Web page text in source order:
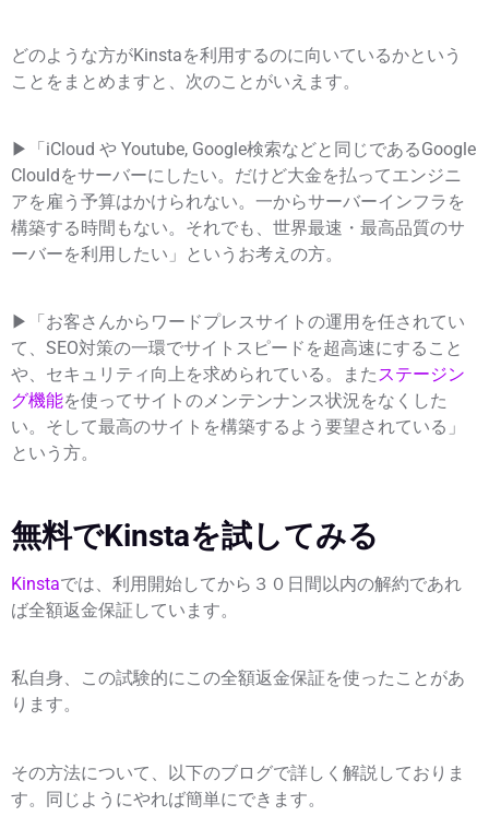
どのような方がKinstaを利用するのに向いているかという
ことをまとめますと、次のことがいえます。
▶「iCloud や Youtube, Google検索などと同じであるGoogle
Clouldをサーバーにしたい。だけど大金を払ってエンジニ
アを雇う予算はかけられない。一からサーバーインフラを
構築する時間もない。それでも、世界最速・最高品質のサ
ーバーを利用したい」というお考えの方。
▶「お客さんからワードプレスサイトの運用を任されてい
て、SEO対策の一環でサイトスピードを超高速にすること
や、セキュリティ向上を求められている。またステージン
グ機能を使ってサイトのメンテンナンス状況をなくした
い。そして最高のサイトを構築するよう要望されている」
という方。
無料でKinstaを試してみる
Kinstaでは、利用開始してから３０日間以内の解約であれ
ば全額返金保証しています。
私自身、この試験的にこの全額返金保証を使ったことがあ
ります。
その方法について、以下のブログで詳しく解説しておりま
す。同じようにやれば簡単にできます。